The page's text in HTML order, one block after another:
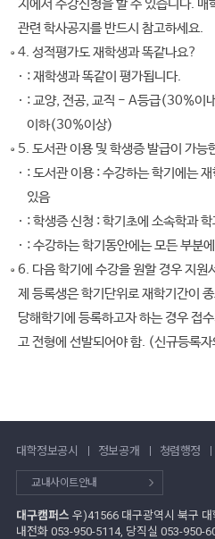
지에서 수강신청을 할 수 있습니다. 매
관련 학사공지를 반드시 참고하세요.
4. 성적평가도 재학생과 똑같나요?
: 재학생과 똑같이 평가됩니다.
: 교양, 전공, 교직 - A등급(30%
이하(30%이상)
5. 도서관 이용 및 학생증 발급이 가능
: 도서관 이용 : 수강하는 학기에는
있음
: 학생증 신청 : 학기초에 소속학과
: 수강하는 학기동안에는 모든 부분
6. 다음 학기에 수강을 원할 경우 지원
제 등록생은 학기단위로 재학기간이
당해학기에 등록하고자 하는 경우 접
고 전형에 선발되어야 함. (신규등록
대학정보공시 정보공개 청렴행정
교내사이트안내
대구캠퍼스 우)41566 대구광역시 북구
내전화 053-950-5114, 당직실 053-950-